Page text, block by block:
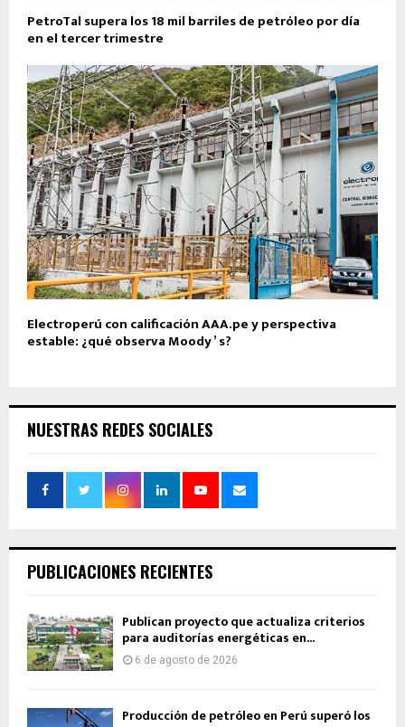
PetroTal supera los 18 mil barriles de petróleo por día
en el tercer trimestre
Electroperú con calificación AAA.pe y perspectiva
estable: ¿qué observa Moody ’ s?
NUESTRAS REDES SOCIALES
PUBLICACIONES RECIENTES
Publican proyecto que actualiza criterios
para auditorías energéticas en...
6 de agosto de 2026
Producción de petróleo en Perú superó los